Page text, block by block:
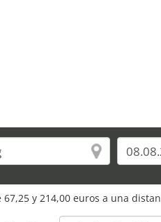
y 214,00 euros a una